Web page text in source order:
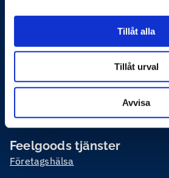
Tillåt alla
Tillåt urval
Avvisa
Feelgood hjälper företag och
förbättra sin produktivitet och
vi genom systematiskt och
arbetsmiljö, hållbar hälsa,
och vid behov rehabilitering eller
Feelgoods tjänster
Företagshälsa